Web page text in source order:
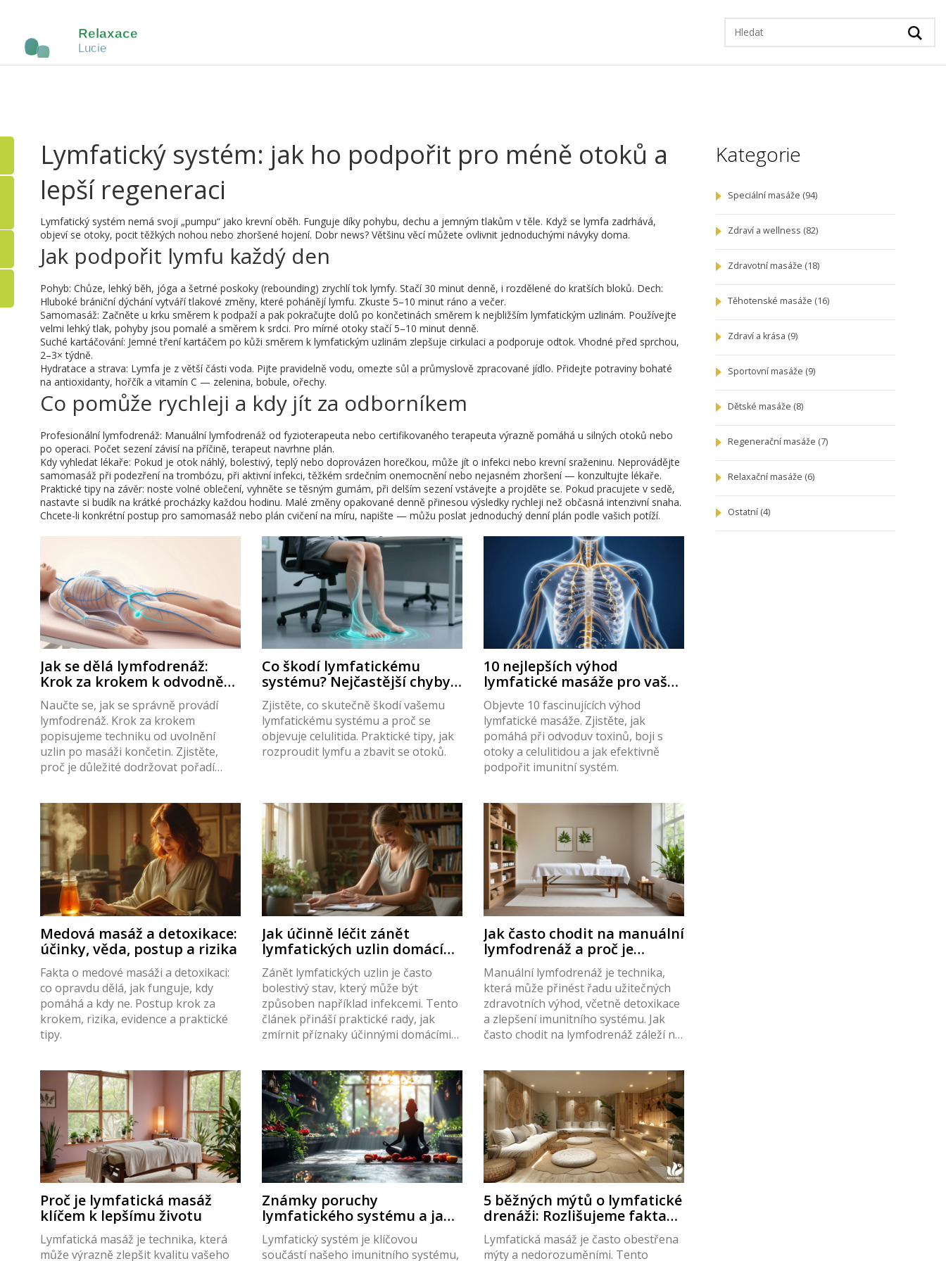
Lymfatický systém: jak ho podpořit pro méně otoků a
lepší regeneraci
Lymfatický systém nemá svoji „pumpu“ jako krevní oběh. Funguje díky pohybu, dechu a jemným tlakům v těle. Když se lymfa zadrhává,
objeví se otoky, pocit těžkých nohou nebo zhoršené hojení. Dobr news? Většinu věcí můžete ovlivnit jednoduchými návyky doma.
Jak podpořit lymfu každý den
Pohyb: Chůze, lehký běh, jóga a šetrné poskoky (rebounding) zrychlí tok lymfy. Stačí 30 minut denně, i rozdělené do kratších bloků. Dech:
Hluboké brániční dýchání vytváří tlakové změny, které pohánějí lymfu. Zkuste 5–10 minut ráno a večer.
Samomasáž: Začněte u krku směrem k podpaží a pak pokračujte dolů po končetinách směrem k nejbližším lymfatickým uzlinám. Používejte
velmi lehký tlak, pohyby jsou pomalé a směrem k srdci. Pro mírné otoky stačí 5–10 minut denně.
Suché kartáčování: Jemné tření kartáčem po kůži směrem k lymfatickým uzlinám zlepšuje cirkulaci a podporuje odtok. Vhodné před sprchou,
2–3× týdně.
Hydratace a strava: Lymfa je z větší části voda. Pijte pravidelně vodu, omezte sůl a průmyslově zpracované jídlo. Přidejte potraviny bohaté
na antioxidanty, hořčík a vitamín C — zelenina, bobule, ořechy.
Co pomůže rychleji a kdy jít za odborníkem
Profesionální lymfodrenáž: Manuální lymfodrenáž od fyzioterapeuta nebo certifikovaného terapeuta výrazně pomáhá u silných otoků nebo
po operaci. Počet sezení závisí na příčině, terapeut navrhne plán.
Kdy vyhledat lékaře: Pokud je otok náhlý, bolestivý, teplý nebo doprovázen horečkou, může jít o infekci nebo krevní sraženinu. Neprovádějte
samomasáž při podezření na trombózu, při aktivní infekci, těžkém srdečním onemocnění nebo nejasném zhoršení — konzultujte lékaře.
Praktické tipy na závěr: noste volné oblečení, vyhněte se těsným gumám, při delším sezení vstávejte a projděte se. Pokud pracujete v sedě,
nastavte si budík na krátké procházky každou hodinu. Malé změny opakované denně přinesou výsledky rychleji než občasná intenzivní snaha.
Chcete-li konkrétní postup pro samomasáž nebo plán cvičení na míru, napište — můžu poslat jednoduchý denní plán podle vašich potíží.
Jak se dělá lymfodrenáž:
Krok za krokem k odvodnění
těla
Naučte se, jak se správně provádí
lymfodrenáž. Krok za krokem
popisujeme techniku od uvolnění
uzlin po masáži končetin. Zjistěte,
proč je důležité dodržovat pořadí
Co škodí lymfatickému
systému? Nejčastější chyby a
jak je napravit
Zjistěte, co skutečně škodí vašemu
lymfatickému systému a proč se
objevuje celulitida. Praktické tipy, jak
rozproudit lymfu a zbavit se otoků.
10 nejlepších výhod
lymfatické masáže pro vaše
tělo
Objevte 10 fascinujících výhod
lymfatické masáže. Zjistěte, jak
pomáhá při odvoduv toxinů, boji s
otoky a celulitidou a jak efektivně
podpořit imunitní systém.
Medová masáž a detoxikace:
účinky, věda, postup a rizika
Fakta o medové masáži a detoxikaci:
co opravdu dělá, jak funguje, kdy
pomáhá a kdy ne. Postup krok za
krokem, rizika, evidence a praktické
tipy.
Jak účinně léčit zánět
lymfatických uzlin domácími
postupy
Zánět lymfatických uzlin je často
bolestivý stav, který může být
způsoben například infekcemi. Tento
článek přináší praktické rady, jak
zmírnit příznaky účinnými domácími
masáž pomoci a kdy je vhodné
vyhledat lékaře. Naučíte se také, jak
podpořit lymfatický systém
vyváženou stravou a dostatečným
pitným režimem.
Jak často chodit na manuální
lymfodrenáž a proč je
důležitá
Manuální lymfodrenáž je technika,
která může přinést řadu užitečných
zdravotních výhod, včetně detoxikace
a zlepšení imunitního systému. Jak
často chodit na lymfodrenáž záleží na
přehled toho, co je lymfodrenáž, jak
funguje a jak často byste měli na ni
chodit, abyste dosáhli optimálních
výsledků.
Proč je lymfatická masáž
klíčem k lepšímu životu
Lymfatická masáž je technika, která
může výrazně zlepšit kvalitu vašeho
Známky poruchy
lymfatického systému a jak
je řešit
Lymfatický systém je klíčovou
součástí našeho imunitního systému,
5 běžných mýtů o lymfatické
drenáži: Rozlišujeme fakta
od fikce
Lymfatická masáž je často obestřena
mýty a nedorozuměními. Tento
Kategorie
Speciální masáže (94)
Zdraví a wellness (82)
Zdravotní masáže (18)
Těhotenské masáže (16)
Zdraví a krása (9)
Sportovní masáže (9)
Dětské masáže (8)
Regenerační masáže (7)
Relaxační masáže (6)
Ostatní (4)